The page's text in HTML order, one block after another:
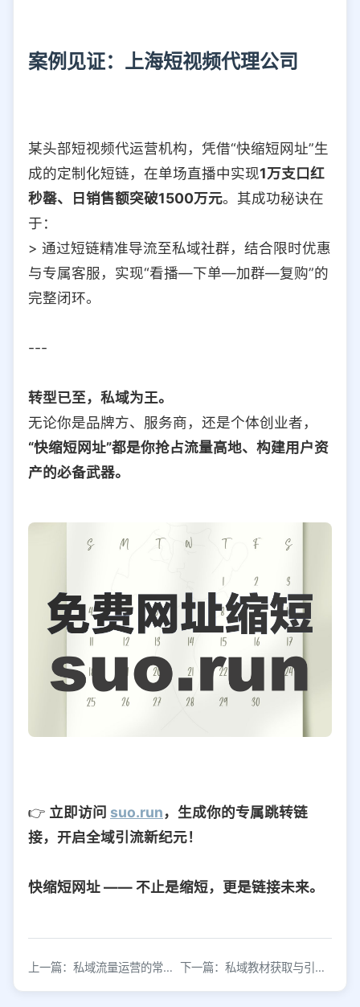
案例见证：上海短视频代理公司
某头部短视频代运营机构，凭借“快缩短网址”生
成的定制化短链，在单场直播中实现1万支口红
秒罄、日销售额突破1500万元。其成功秘诀在
于：
> 通过短链精准导流至私域社群，结合限时优惠
与专属客服，实现“看播—下单—加群—复购”的
完整闭环。
---
转型已至，私域为王。
无论你是品牌方、服务商，还是个体创业者，
“快缩短网址”都是你抢占流量高地、构建用户资
产的必备武器。
👉 立即访问 suo.run，生成你的专属跳转链
接，开启全域引流新纪元！
快缩短网址 —— 不止是缩短，更是链接未来。
上一篇：私域流量运营的常见模型有哪些？ 下一篇：私域教材获取与引流技巧全解析